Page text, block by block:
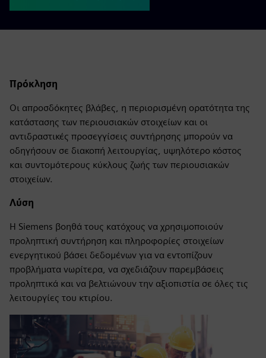
Πρόκληση
Οι απροσδόκητες βλάβες, η περιορισμένη ορατότητα της
κατάστασης των περιουσιακών στοιχείων και οι
αντιδραστικές προσεγγίσεις συντήρησης μπορούν να
οδηγήσουν σε διακοπή λειτουργίας, υψηλότερο κόστος
και συντομότερους κύκλους ζωής των περιουσιακών
στοιχείων.
Λύση
Η Siemens βοηθά τους κατόχους να χρησιμοποιούν
προληπτική συντήρηση και πληροφορίες στοιχείων
ενεργητικού βάσει δεδομένων για να εντοπίζουν
προβλήματα νωρίτερα, να σχεδιάζουν παρεμβάσεις
προληπτικά και να βελτιώνουν την αξιοπιστία σε όλες τις
λειτουργίες του κτιρίου.